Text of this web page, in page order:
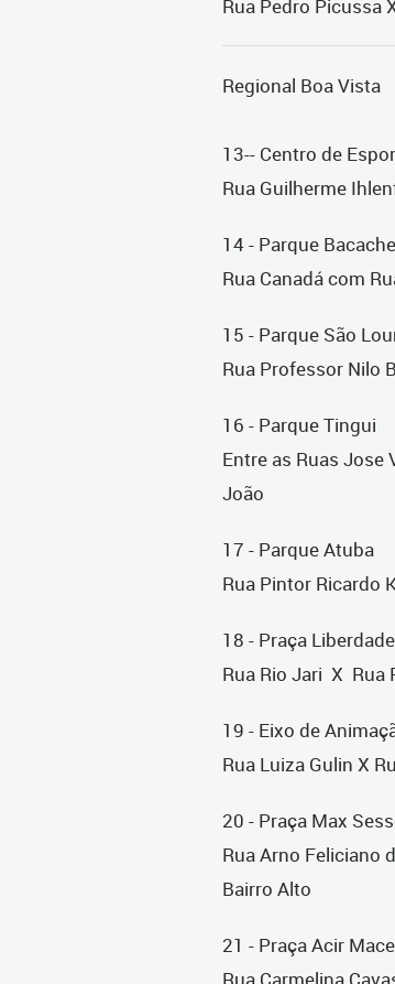
Rua Pedro Picussa
Regional Boa Vista
13-- Centro de
Rua Guilherme
14 - Parque
Rua Canadá com
15 - Parque São
Rua Professor Nilo
16 - Parque Tingui
Entre as Ruas Jose
João
17 - Parque Atuba
Rua Pintor Ricardo
18 - Praça Liberdade
Rua Rio Jari X Rua
19 - Eixo de
Rua Luiza Gulin X
20 - Praça Max
Rua Arno Feliciano
Bairro Alto
21 - Praça Acir